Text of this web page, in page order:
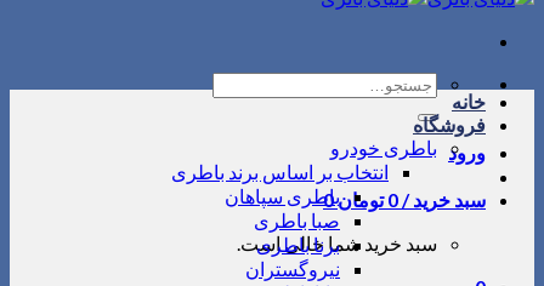
جستجو
برای:
ورود
سبد خرید /0 تومان0
سبد خرید شما خالی است.
خانه
فروشگاه
باطری خودرو
انتخاب بر اساس برند باطری
باطری سپاهان
صبا باطری
برنا باطری
نیروگستران